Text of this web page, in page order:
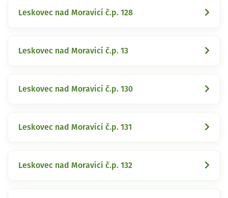
Leskovec nad Moravicí č.p. 128
Leskovec nad Moravicí č.p. 13
Leskovec nad Moravicí č.p. 130
Leskovec nad Moravicí č.p. 131
Leskovec nad Moravicí č.p. 132